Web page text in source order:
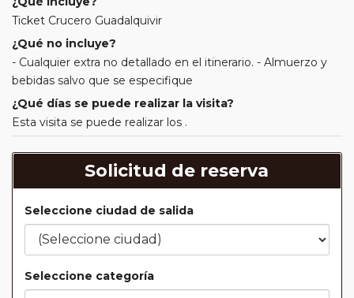
Ticket Crucero Guadalquivir
¿Qué no incluye?
- Cualquier extra no detallado en el itinerario. - Almuerzo y
bebidas salvo que se especifique
¿Qué días se puede realizar la visita?
Esta visita se puede realizar los .
Solicitud de reserva
Seleccione ciudad de salida
Seleccione categoría